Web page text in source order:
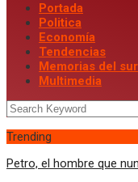
Portada
Politica
Economía
Tendencias
Memorias del sur
Multimedia
Trending
Petro, el hombre que